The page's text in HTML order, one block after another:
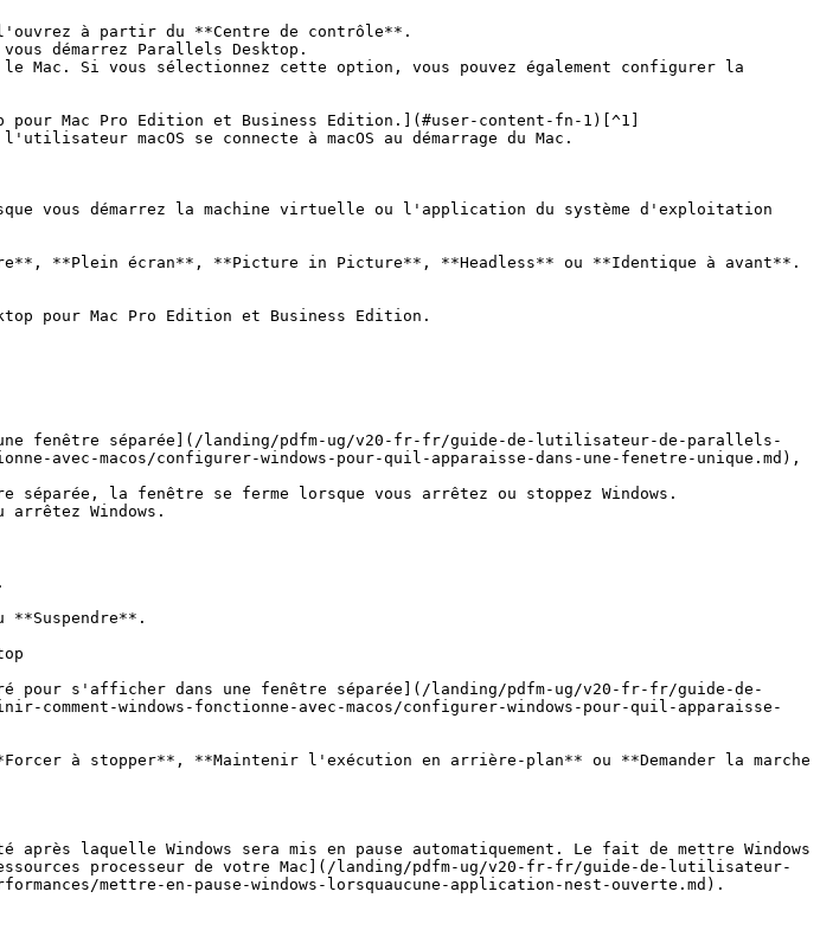
l'ouvrez à partir du **Centre de contrôle**.
démarrez Parallels Desktop.
le Mac. Si vous sélectionnez cette option, vous pouvez également configurer la
macOS se connecte à macOS au démarrage du Mac.
vous démarrez la machine virtuelle ou l'application du système d'exploitation
**Plein écran**, **Picture in Picture**, **Headless** ou **Identique à avant**.
pour Mac Pro Edition et Business Edition.
fenêtre séparée](/landing/pdfm-ug/v20-fr-fr/guide-de-lutilisateur-de-parallels-
avec-macos/configurer-windows-pour-quil-apparaisse-dans-une-fenetre-unique.md),
la fenêtre se ferme lorsque vous arrêtez ou stoppez Windows.
Windows.
pour s'afficher dans une fenêtre séparée](/landing/pdfm-ug/v20-fr-fr/guide-de-
windows-fonctionne-avec-macos/configurer-windows-pour-quil-apparaisse-
à stopper**, **Maintenir l'exécution en arrière-plan** ou **Demander la marche
laquelle Windows sera mis en pause automatiquement. Le fait de mettre Windows
processeur de votre Mac](/landing/pdfm-ug/v20-fr-fr/guide-de-lutilisateur-
mettre-en-pause-windows-lorsquaucune-application-nest-ouverte.md).